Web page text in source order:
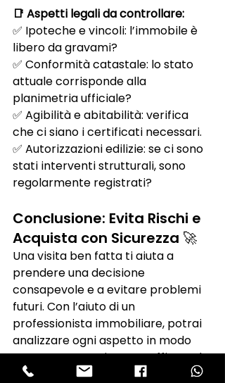
📑 Aspetti legali da controllare:
✅ Ipoteche e vincoli: l’immobile è
libero da gravami?
✅ Conformità catastale: lo stato
attuale corrisponde alla
planimetria ufficiale?
✅ Agibilità e abitabilità: verifica
che ci siano i certificati necessari.
✅ Autorizzazioni edilizie: se ci sono
stati interventi strutturali, sono
regolarmente registrati?
Conclusione: Evita Rischi e
Acquista con Sicurezza 🚀
Una visita ben fatta ti aiuta a
prendere una decisione
consapevole e a evitare problemi
futuri. Con l’aiuto di un
professionista immobiliare, potrai
analizzare ogni aspetto in modo
accurato e acquistare o affittare la
casa dei tuoi sogni in totale